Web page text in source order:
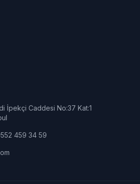
İpekçi Caddesi No:37 Kat:1
459 34 59